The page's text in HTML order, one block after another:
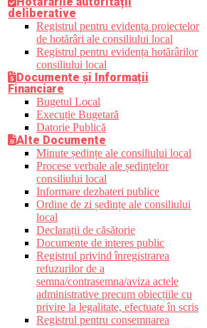
deliberative
Registrul pentru evidența proiectelor
de hotărâri ale consiliului local
Registrul pentru evidența hotărârilor
consiliului local
Documente și Informații
Financiare
Bugetul Local
Execuție Bugetară
Datorie Publică
Alte Documente
Minute ședințe ale consiliului local
Procese verbale ale ședințelor
consiliului local
Informare dezbateri publice
Ordine de zi ședințe ale consiliului
local
Declarații de căsătorie
Documente de interes public
Registrul privind înregistrarea
refuzurilor de a
semna/contrasemna/aviza actele
administrative precum obiecțiile cu
privire la legalitate, efectuate în scris
Registrul pentru consemnarea